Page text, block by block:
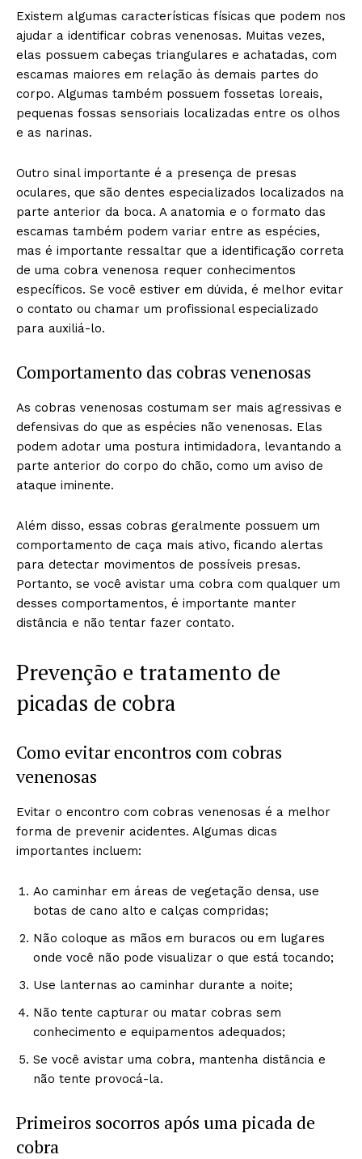
Existem algumas características físicas que podem nos
ajudar a identificar cobras venenosas. Muitas vezes,
elas possuem cabeças triangulares e achatadas, com
escamas maiores em relação às demais partes do
corpo. Algumas também possuem fossetas loreais,
pequenas fossas sensoriais localizadas entre os olhos
e as narinas.
Outro sinal importante é a presença de presas
oculares, que são dentes especializados localizados na
parte anterior da boca. A anatomia e o formato das
escamas também podem variar entre as espécies,
mas é importante ressaltar que a identificação correta
de uma cobra venenosa requer conhecimentos
específicos. Se você estiver em dúvida, é melhor evitar
o contato ou chamar um profissional especializado
para auxiliá-lo.
Comportamento das cobras venenosas
As cobras venenosas costumam ser mais agressivas e
defensivas do que as espécies não venenosas. Elas
podem adotar uma postura intimidadora, levantando a
parte anterior do corpo do chão, como um aviso de
ataque iminente.
Além disso, essas cobras geralmente possuem um
comportamento de caça mais ativo, ficando alertas
para detectar movimentos de possíveis presas.
Portanto, se você avistar uma cobra com qualquer um
desses comportamentos, é importante manter
distância e não tentar fazer contato.
Prevenção e tratamento de
picadas de cobra
Como evitar encontros com cobras
venenosas
Evitar o encontro com cobras venenosas é a melhor
forma de prevenir acidentes. Algumas dicas
importantes incluem:
Ao caminhar em áreas de vegetação densa, use
botas de cano alto e calças compridas;
Não coloque as mãos em buracos ou em lugares
onde você não pode visualizar o que está tocando;
Use lanternas ao caminhar durante a noite;
Não tente capturar ou matar cobras sem
conhecimento e equipamentos adequados;
Se você avistar uma cobra, mantenha distância e
não tente provocá-la.
Primeiros socorros após uma picada de
cobra